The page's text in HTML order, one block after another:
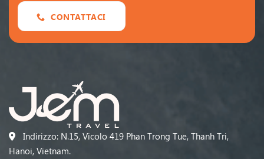
CONTATTACI
Indirizzo: N.15, Vicolo 419 Phan Trong Tue, Thanh Tri,
Hanoi, Vietnam.